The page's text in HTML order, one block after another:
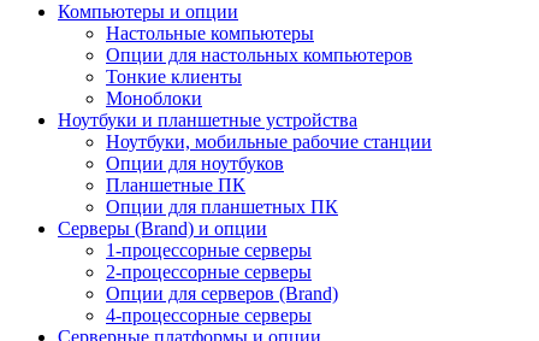
Компьютеры и опции
Настольные компьютеры
Опции для настольных компьютеров
Тонкие клиенты
Моноблоки
Ноутбуки и планшетные устройства
Ноутбуки, мобильные рабочие станции
Опции для ноутбуков
Планшетные ПК
Опции для планшетных ПК
Серверы (Brand) и опции
1-процессорные серверы
2-процессорные серверы
Опции для серверов (Brand)
4-процессорные серверы